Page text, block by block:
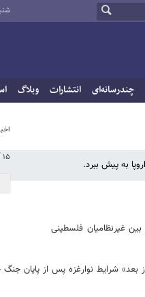
شنبه ۱۷
چندرسانه‌ای انتشارات وبلاگ
۱۵ آذر ۱۴۰۲ - ۰۰:۳۱
به پیش ببرد.
غیرنظامیان فلسطینی
شرایط نوارغزه پس از پایان